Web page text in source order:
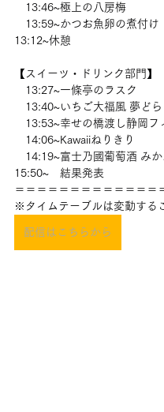
13:46~極上の八房梅
13:59~かつお魚卵の煮付け
13:12~休憩
【スイーツ・ドリンク部門】
13:27~一條亭のラスク
13:40~いちご大福風 夢どら
13:53~幸せの橋渡し静岡フ
14:06~Kawaiiねりきり
14:19~富士乃國葡萄酒 みか
15:50~　結果発表
＝＝＝＝＝＝＝＝＝＝＝＝＝
※タイムテーブルは変動する
配信はこちらから